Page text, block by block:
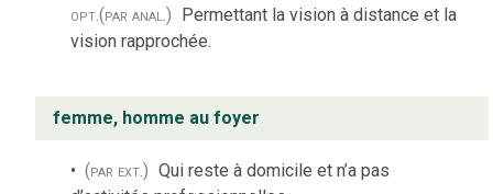
opt.(par anal.) Permettant la vision à distance et la
vision rapprochée.
femme, homme au foyer
(par ext.) Qui reste à domicile et n’a pas